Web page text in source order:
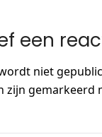
een
niet
zijn gemarkeerd